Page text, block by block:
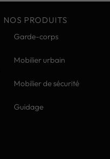
NOS PRODUITS
Garde-corps
Mobilier urbain
Mobilier de sécurité
Guidage